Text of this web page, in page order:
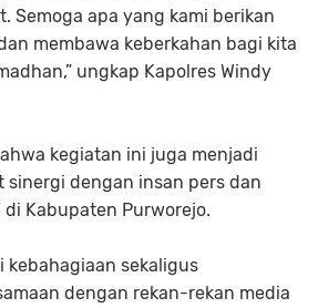
Semoga apa yang kami berikan
membawa keberkahan bagi kita
ungkap Kapolres Windy
kegiatan ini juga menjadi
sinergi dengan insan pers dan
Kabupaten Purworejo.
kebahagiaan sekaligus
dengan rekan-rekan media